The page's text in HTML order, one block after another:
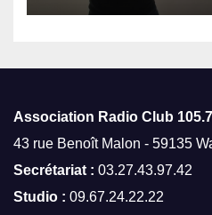
Association Radio Club
43 rue Benoît Malon - 59135
Secrétariat : 03.27.43.97.42
Studio : 09.67.24.22.22